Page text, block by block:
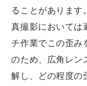
ることがあります
真撮影においては
チ作業でこの歪み
のため、広角レン
解し、どの程度の